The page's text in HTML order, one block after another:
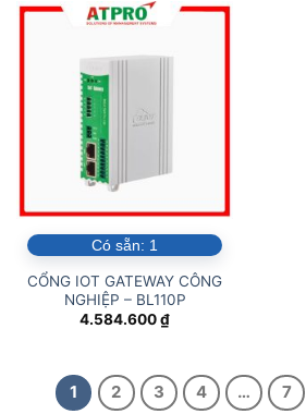
Có sẵn: 1
CỔNG IOT GATEWAY CÔNG
NGHIỆP – BL110P
4.584.600₫
1 2 3 4 … 7